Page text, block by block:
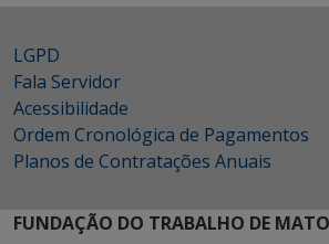
LGPD
Fala Servidor
Acessibilidade
Ordem Cronológica de Pagamentos
Planos de Contratações Anuais
FUNDAÇÃO DO TRABALHO DE